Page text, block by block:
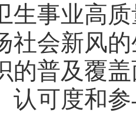
生事业高
社会新风
的普及覆
认可度和